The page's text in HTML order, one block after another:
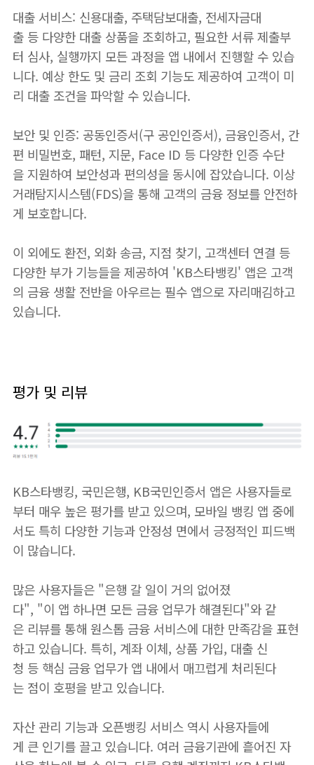
대출 서비스: 신용대출, 주택담보대출, 전세자금대
출 등 다양한 대출 상품을 조회하고, 필요한 서류 제출부
터 심사, 실행까지 모든 과정을 앱 내에서 진행할 수 있습
니다. 예상 한도 및 금리 조회 기능도 제공하여 고객이 미
리 대출 조건을 파악할 수 있습니다.
보안 및 인증: 공동인증서(구 공인인증서), 금융인증서, 간
편 비밀번호, 패턴, 지문, Face ID 등 다양한 인증 수단
을 지원하여 보안성과 편의성을 동시에 잡았습니다. 이상
거래탐지시스템(FDS)을 통해 고객의 금융 정보를 안전하
게 보호합니다.
이 외에도 환전, 외화 송금, 지점 찾기, 고객센터 연결 등
다양한 부가 기능들을 제공하여 'KB스타뱅킹' 앱은 고객
의 금융 생활 전반을 아우르는 필수 앱으로 자리매김하고
있습니다.
평가 및 리뷰
KB스타뱅킹, 국민은행, KB국민인증서 앱은 사용자들로
부터 매우 높은 평가를 받고 있으며, 모바일 뱅킹 앱 중에
서도 특히 다양한 기능과 안정성 면에서 긍정적인 피드백
이 많습니다.
많은 사용자들은 "은행 갈 일이 거의 없어졌
다", "이 앱 하나면 모든 금융 업무가 해결된다"와 같
은 리뷰를 통해 원스톱 금융 서비스에 대한 만족감을 표현
하고 있습니다. 특히, 계좌 이체, 상품 가입, 대출 신
청 등 핵심 금융 업무가 앱 내에서 매끄럽게 처리된다
는 점이 호평을 받고 있습니다.
자산 관리 기능과 오픈뱅킹 서비스 역시 사용자들에
게 큰 인기를 끌고 있습니다. 여러 금융기관에 흩어진 자